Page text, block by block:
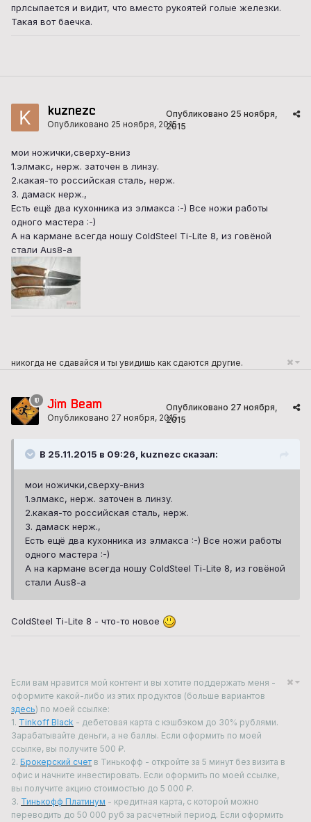
прлсыпается и видит, что вместо рукоятей голые железки.
Такая вот баечка.
kuznezc
Опубликовано 25 ноября, 2015
Опубликовано 25 ноября,
2015
мои ножички,сверху-вниз
1.элмакс, нерж. заточен в линзу.
2.какая-то российская сталь, нерж.
3. дамаск нерж.,
Есть ещё два кухонника из элмакса :-) Все ножи работы
одного мастера :-)
А на кармане всегда ношу ColdSteel Ti-Lite 8, из говёной
стали Aus8-a
никогда не сдавайся и ты увидишь как сдаются другие.
Jim Beam
Опубликовано 27 ноября, 2015
Опубликовано 27 ноября,
2015
В 25.11.2015 в 09:26, kuznezc сказал:
мои ножички,сверху-вниз
1.элмакс, нерж. заточен в линзу.
2.какая-то российская сталь, нерж.
3. дамаск нерж.,
Есть ещё два кухонника из элмакса :-) Все ножи работы
одного мастера :-)
А на кармане всегда ношу ColdSteel Ti-Lite 8, из говёной
стали Aus8-a
ColdSteel Ti-Lite 8 - что-то новое
Если вам нравится мой контент и вы хотите поддержать меня -
оформите какой-либо из этих продуктов (больше вариантов
здесь) по моей ссылке:
1. Tinkoff Black - дебетовая карта с кэшбэком до 30% рублями.
Зарабатывайте деньги, а не баллы. Если оформить по моей
ссылке, вы получите 500 ₽.
2. Брокерский счет в Тинькофф - откройте за 5 минут без визита в
офис и начните инвестировать. Если оформить по моей ссылке,
вы получите акцию стоимостью до 5 000 ₽.
3. Тинькофф Платинум - кредитная карта, с которой можно
переводить до 50 000 руб за расчетный период. Если оформить